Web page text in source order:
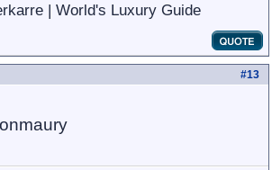
| World's Luxury Guide
#13